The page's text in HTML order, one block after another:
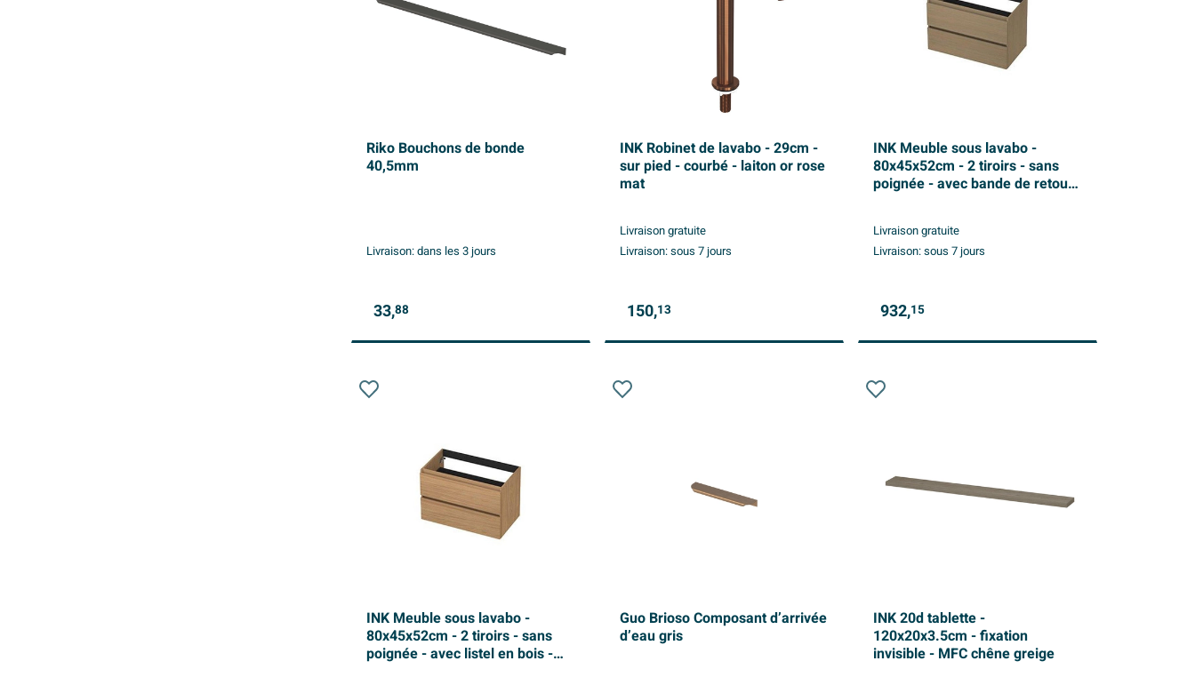
Riko Bouchons de bonde
40,5mm
Livraison:dans les 3 jours
33,88
INK Robinet de lavabo - 29cm -
sur pied - courbé - laiton or rose
mat
Livraison gratuite
Livraison:sous 7 jours
150,13
INK Meuble sous lavabo -
80x45x52cm - 2 tiroirs - sans
poignée - avec bande de retour
Livraison gratuite
Livraison:sous 7 jours
932,15
INK Meuble sous lavabo -
80x45x52cm - 2 tiroirs - sans
poignée - avec listel en bois -
Guo Brioso Composant d’arrivée
d’eau gris
INK 20d tablette -
120x20x3.5cm - fixation
invisible - MFC chêne greige